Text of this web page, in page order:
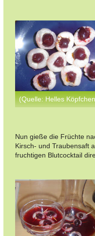
(Quelle: Helles
Nun gieße die Früchte
Kirsch- und Traubensaft
fruchtigen Blutcocktail